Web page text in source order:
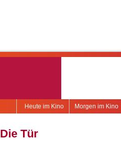
Morgen im Kino
Heute im Kino
Die Tür